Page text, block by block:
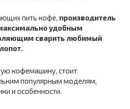
пить кофе, производитель
удобным
сварить любимый
кофемашину, стоит
популярным моделям,
и особенности.